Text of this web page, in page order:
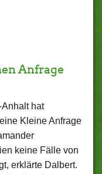
Anfrage
Anhalt hat
Kleine Anfrage
keine Fälle von
erklärte Dalbert.